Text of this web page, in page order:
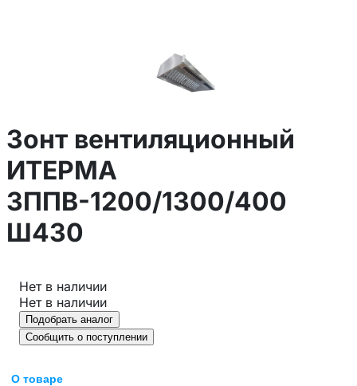
Зонт вентиляционный
ИТЕРМА
ЗППВ-1200/1300/400
Ш430
Нет в наличии
Нет в наличии
Подобрать аналог
Сообщить о поступлении
О товаре